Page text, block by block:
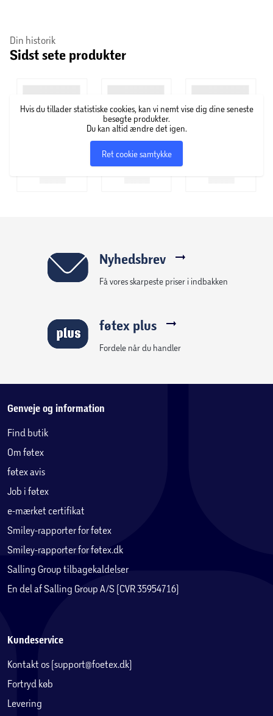
Din historik
Sidst sete produkter
Hvis du tillader statistiske cookies, kan vi nemt vise dig dine seneste
besøgte produkter.
Du kan altid ændre det igen.
Ret cookie samtykke
Nyhedsbrev
Få vores skarpeste priser i indbakken
føtex plus
Fordele når du handler
Genveje og information
Find butik
Om føtex
føtex avis
Job i føtex
e-mærket certifikat
Smiley-rapporter for føtex
Smiley-rapporter for føtex.dk
Salling Group tilbagekaldelser
En del af Salling Group A/S (CVR 35954716)
Kundeservice
Kontakt os (support@foetex.dk)
Fortryd køb
Levering